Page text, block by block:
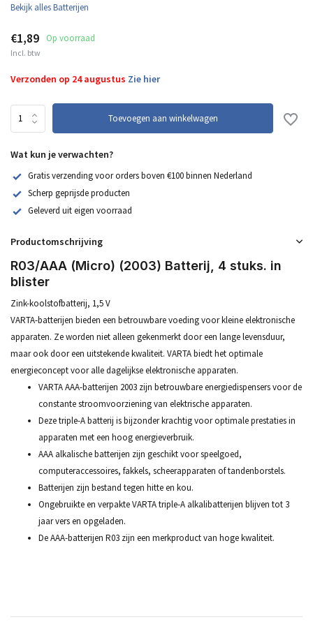
Bekijk alles Batterijen
€1,89 Op voorraad
Incl. btw
Verzonden op 24 augustus Zie hier
Toevoegen aan winkelwagen
Wat kun je verwachten?
Gratis verzending voor orders boven €100 binnen Nederland
Scherp geprijsde producten
Geleverd uit eigen voorraad
Productomschrijving
R03/AAA (Micro) (2003) Batterij, 4 stuks. in
blister
Zink-koolstofbatterij, 1,5 V
VARTA-batterijen bieden een betrouwbare voeding voor kleine elektronische
apparaten. Ze worden niet alleen gekenmerkt door een lange levensduur,
maar ook door een uitstekende kwaliteit. VARTA biedt het optimale
energieconcept voor alle dagelijkse elektronische apparaten.
VARTA AAA-batterijen 2003 zijn betrouwbare energiedispensers voor de
constante stroomvoorziening van elektrische apparaten.
Deze triple-A batterij is bijzonder krachtig voor optimale prestaties in
apparaten met een hoog energieverbruik.
AAA alkalische batterijen zijn geschikt voor speelgoed,
computeraccessoires, fakkels, scheerapparaten of tandenborstels.
Batterijen zijn bestand tegen hitte en kou.
Ongebruikte en verpakte VARTA triple-A alkalibatterijen blijven tot 3
jaar vers en opgeladen.
De AAA-batterijen R03 zijn een merkproduct van hoge kwaliteit.